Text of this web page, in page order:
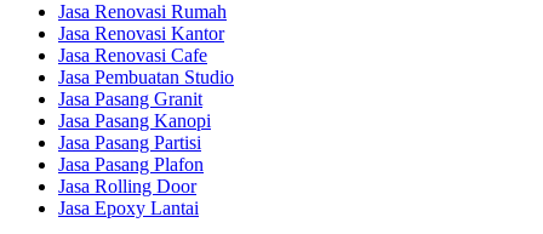
Jasa Renovasi Rumah
Jasa Renovasi Kantor
Jasa Renovasi Cafe
Jasa Pembuatan Studio
Jasa Pasang Granit
Jasa Pasang Kanopi
Jasa Pasang Partisi
Jasa Pasang Plafon
Jasa Rolling Door
Jasa Epoxy Lantai